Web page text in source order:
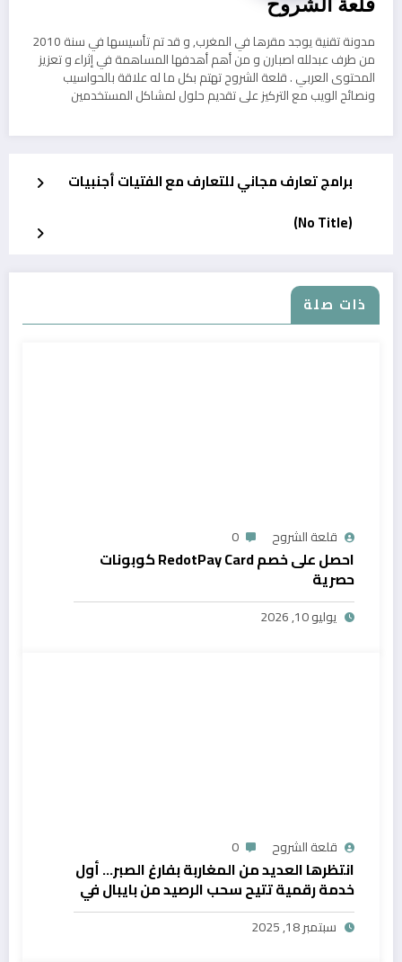
قلعة الشروح
مدونة تقنية يوجد مقرها في المغرب, و قد تم تأسيسها في سنة 2010
من طرف عبدلله اصبارن و من أهم أهدفها المساهمة في إثراء و تعزيز
المحتوى العربي . قلعة الشروح تهتم بكل ما له علاقة بالحواسيب
ونصائح الويب مع التركيز على تقديم حلول لمشاكل المستخدمين
برامج تعارف مجاني للتعارف مع الفتيات أجنبيات
(No Title)
ذات صلة
قلعة الشروح 0
احصل على خصم RedotPay Card كوبونات
حصرية
يوليو 10, 2026
قلعة الشروح 0
انتظرها العديد من المغاربة بفارغ الصبر… أول
خدمة رقمية تتيح سحب الرصيد من بايبال في
المغرب
سبتمبر 18, 2025